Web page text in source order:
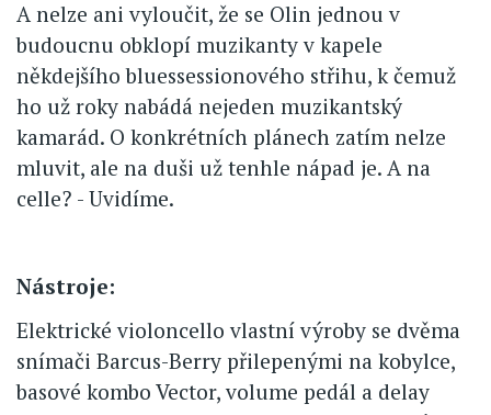
A nelze ani vyloučit, že se Olin jednou v
budoucnu obklopí muzikanty v kapele
někdejšího bluessessionového střihu, k čemuž
ho už roky nabádá nejeden muzikantský
kamarád. O konkrétních plánech zatím nelze
mluvit, ale na duši už tenhle nápad je. A na
celle? - Uvidíme.
Nástroje:
Elektrické violoncello vlastní výroby se dvěma
snímači Barcus-Berry přilepenými na kobylce,
basové kombo Vector, volume pedál a delay